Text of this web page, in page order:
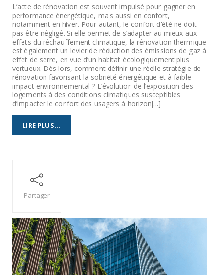
L’acte de rénovation est souvent impulsé pour gagner en
performance énergétique, mais aussi en confort,
notamment en hiver. Pour autant, le confort d’été ne doit
pas être négligé. Si elle permet de s’adapter au mieux aux
effets du réchauffement climatique, la rénovation thermique
est également un levier de réduction des émissions de gaz à
effet de serre, en vue d’un habitat écologiquement plus
vertueux. Dès lors, comment définir une réelle stratégie de
rénovation favorisant la sobriété énergétique et à faible
impact environnemental ? L’évolution de l’exposition des
logements à des conditions climatiques susceptibles
d’impacter le confort des usagers à horizon[...]
LIRE PLUS...
Partager